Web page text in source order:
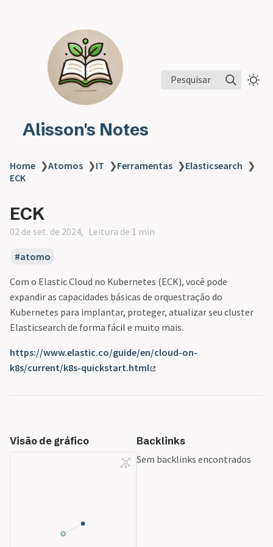
Alisson's Notes
Pesquisar
Home ❯Atomos ❯IT ❯Ferramentas ❯Elasticsearch ❯
ECK
ECK
02 de set. de 2024 Leitura de 1 min
atomo
Com o Elastic Cloud no Kubernetes (ECK), você pode
expandir as capacidades básicas de orquestração do
Kubernetes para implantar, proteger, atualizar seu cluster
Elasticsearch de forma fácil e muito mais.
https://www.elastic.co/guide/en/cloud-on-
k8s/current/k8s-quickstart.html
Visão de gráfico
Backlinks
Sem backlinks encontrados